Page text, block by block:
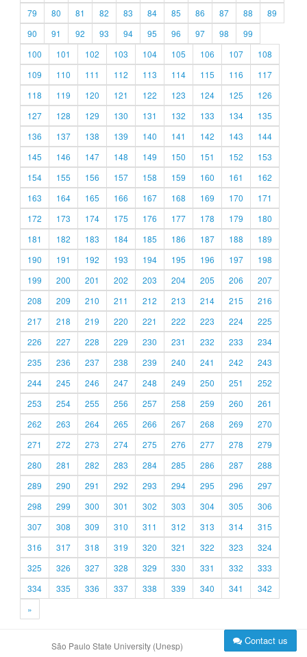
79
80 81 82 83 84 85 86 87 88
89
90
91 92 93 94 95 96 97 98
99
100
101 102 103 104 105 106 107
108
109
110 111 112 113 114 115 116
117
118
119 120 121 122 123 124 125
126
127
128 129 130 131 132 133 134
135
136
137 138 139 140 141 142 143
144
145
146 147 148 149 150 151 152
153
154
155 156 157 158 159 160 161
162
163
164 165 166 167 168 169 170
171
172
173 174 175 176 177 178 179
180
181
182 183 184 185 186 187 188
189
190
191 192 193 194 195 196 197
198
199
200 201 202 203 204 205 206
207
208
209 210 211 212 213 214 215
216
217
218 219 220 221 222 223 224
225
226
227 228 229 230 231 232 233
234
235
236 237 238 239 240 241 242
243
244
245 246 247 248 249 250 251
252
253
254 255 256 257 258 259 260
261
262
263 264 265 266 267 268 269
270
271
272 273 274 275 276 277 278
279
280
281 282 283 284 285 286 287
288
289
290 291 292 293 294 295 296
297
298
299 300 301 302 303 304 305
306
307
308 309 310 311 312 313 314
315
316
317 318 319 320 321 322 323
324
325
326 327 328 329 330 331 332
333
334
335 336 337 338 339 340 341
342
»
São Paulo State University (Unesp) Contact us